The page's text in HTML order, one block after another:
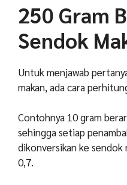
250 Gram
Sendok
Untuk menjawab
makan, ada cara
Contohnya 10 gram
sehingga setiap
dikonversikan ke sendok
0,7.